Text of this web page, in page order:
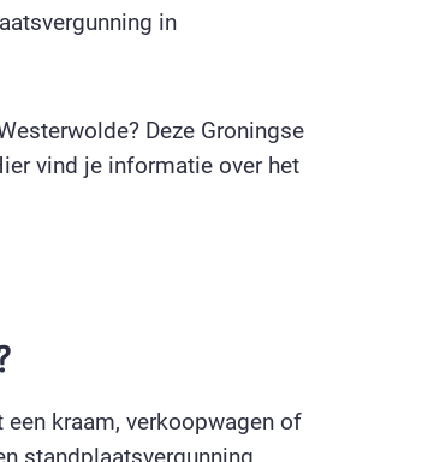
in
Deze Groningse
vind je informatie over het
kraam, verkoopwagen of
standplaatsvergunning